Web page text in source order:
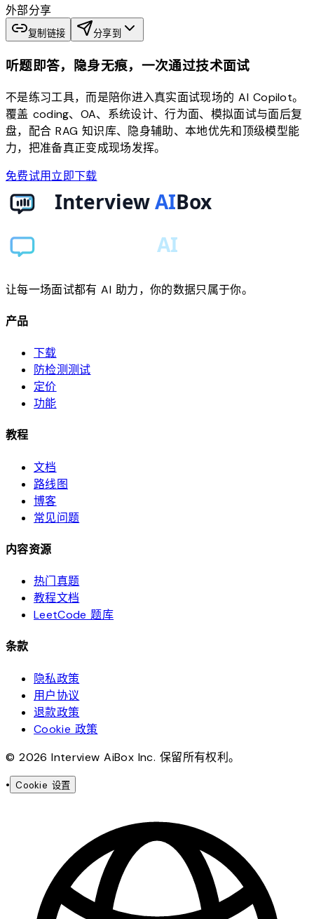
外部分享
复制链接 分享到
听题即答，隐身无痕，一次通过技术面试
不是练习工具，而是陪你进入真实面试现场的 AI Copilot。
覆盖 coding、OA、系统设计、行为面、模拟面试与面后复
盘，配合 RAG 知识库、隐身辅助、本地优先和顶级模型能
力，把准备真正变成现场发挥。
免费试用立即下载
让每一场面试都有 AI 助力，你的数据只属于你。
产品
下载
防检测测试
定价
功能
教程
文档
路线图
博客
常见问题
内容资源
热门真题
教程文档
LeetCode 题库
条款
隐私政策
用户协议
退款政策
Cookie 政策
© 2026 Interview AiBox Inc. 保留所有权利。
• Cookie 设置